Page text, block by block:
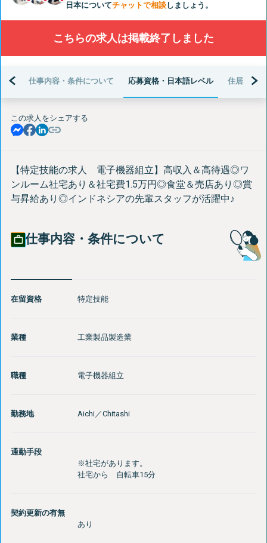
日本についてチャットで相談しましょう。
こちらの求人は掲載終了しました
仕事内容・条件について 応募資格・日本語レベル 住居・生
この求人をシェアする
【特定技能の求人 電子機器組立】高収入＆高待遇◎ワ
ンルーム社宅あり＆社宅費1.5万円◎食堂＆売店あり◎賞
与昇給あり◎インドネシアの先輩スタッフが活躍中♪
仕事内容・条件について
在留資格 特定技能
業種 工業製品製造業
職種 電子機器組立
勤務地 Aichi／Chitashi
通勤手段
※社宅があります。
契約更新の有無